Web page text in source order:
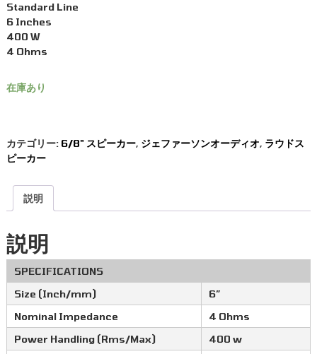
Standard Line
6 Inches
400 W
4 Ohms
在庫あり
カテゴリー: 6/8" スピーカー, ジェファーソンオーディオ, ラウドス
ピーカー
説明
説明
SPECIFICATIONS
Size (Inch/mm)
6″
Nominal Impedance
4 Ohms
Power Handling (Rms/Max)
400 w